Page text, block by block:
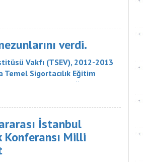
karar verdi. Sigorta
M...
verdi.
Vakfı (TSEV), 2012-2013
Temel Sigortacılık Eğitim
Düzey Sigortacılık Eğitim
mezun etti. Sigorta
İstanbul
Konferansı Milli